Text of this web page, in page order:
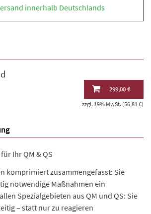
innerhalb Deutschlands
299,00 €
zzgl. 19% MwSt. (56,81 €)
Ihr QM & QS
komprimiert zusammengefasst: Sie
notwendige Maßnahmen ein
Spezialgebieten aus QM und QS: Sie
– statt nur zu reagieren